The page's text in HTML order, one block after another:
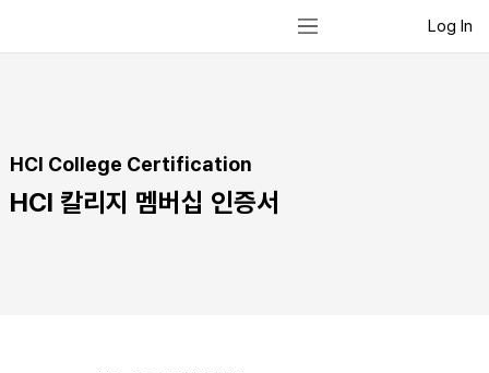
Log In
HCI College Certification
HCI 칼리지 멤버십 인증서